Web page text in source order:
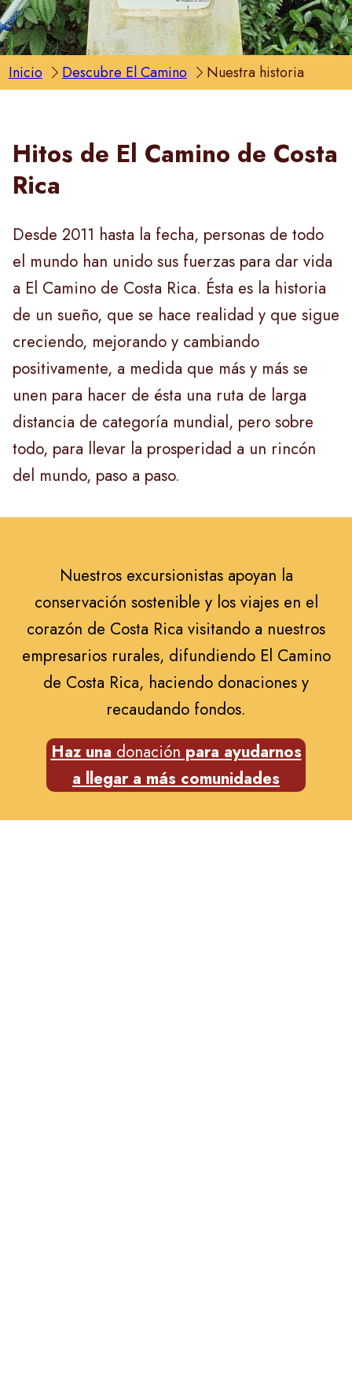
Inicio Descubre El Camino Nuestra historia
Hitos de El Camino de Costa
Rica
Desde 2011 hasta la fecha, personas de todo
el mundo han unido sus fuerzas para dar vida
a El Camino de Costa Rica. Ésta es la historia
de un sueño, que se hace realidad y que sigue
creciendo, mejorando y cambiando
positivamente, a medida que más y más se
unen para hacer de ésta una ruta de larga
distancia de categoría mundial, pero sobre
todo, para llevar la prosperidad a un rincón
del mundo, paso a paso.
Nuestros excursionistas apoyan la
conservación sostenible y los viajes en el
corazón de Costa Rica visitando a nuestros
empresarios rurales, difundiendo El Camino
de Costa Rica, haciendo donaciones y
recaudando fondos.
Haz una donación para ayudarnos
a llegar a más comunidades